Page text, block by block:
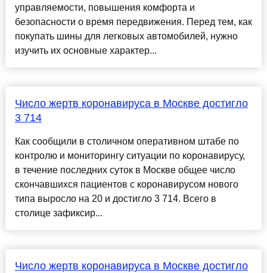
управляемости, повышения комфорта и
безопасности о время передвижения. Перед тем, как
покупать шины для легковых автомобилей, нужно
изучить их основные характер...
Число жертв коронавируса в Москве достигло
3 714
Как сообщили в столичном оперативном штабе по
контролю и мониторингу ситуации по коронавирусу,
в течение последних суток в Москве общее число
скончавшихся пациентов с коронавирусом нового
типа выросло на 20 и достигло 3 714. Всего в
столице зафиксир...
Число жертв коронавируса в Москве достигло